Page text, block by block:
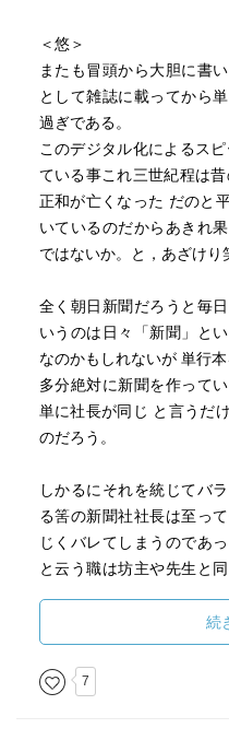
＜悠＞
またも冒頭から大胆に書
として雑誌に載ってから
過ぎである。
このデジタル化によるス
ている事これ三世紀程は
正和が亡くなった だのと
いているのだからあきれ
ではないか。と，あざけり
全く朝日新聞だろうと毎
いうのは日々「新聞」と
なのかもしれないが 単行本
多分絶対に新聞を作って
単に社長が同じ と言うだ
のだろう。
しかるにそれを統じてバ
る筈の新聞社社長は至っ
じくバレてしまうのであ
と云う職は坊主や先生と
はて？ なぜに 新聞社の社
句になってしまったのだ
続
7